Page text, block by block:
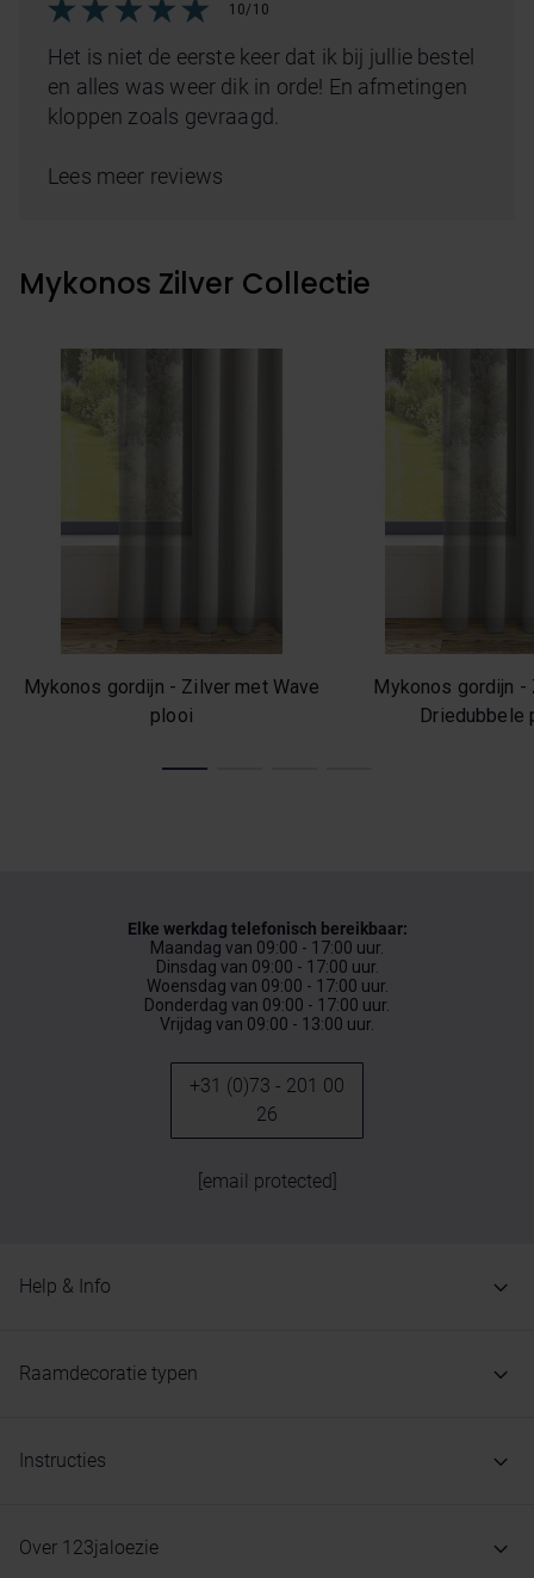
10/10
Het is niet de eerste keer dat ik bij jullie bestel
en alles was weer dik in orde! En afmetingen
kloppen zoals gevraagd.
Lees meer reviews
Mykonos Zilver Collectie
Mykonos gordijn - Zilver met Wave
plooi
Mykonos gordijn -
Driedubbele
Elke werkdag telefonisch bereikbaar:
Maandag van 09:00 - 17:00 uur.
Dinsdag van 09:00 - 17:00 uur.
Woensdag van 09:00 - 17:00 uur.
Donderdag van 09:00 - 17:00 uur.
Vrijdag van 09:00 - 13:00 uur.
+31 (0)73 - 201 00
26
[email protected]
Help & Info
Raamdecoratie typen
Instructies
Over 123jaloezie